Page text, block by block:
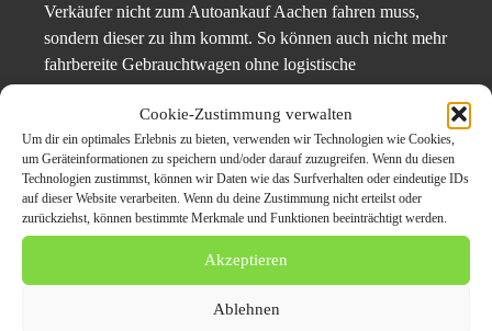
Cookie-Zustimmung verwalten
Um dir ein optimales Erlebnis zu bieten, verwenden wir Technologien wie Cookies,
um Geräteinformationen zu speichern und/oder darauf zuzugreifen. Wenn du diesen
Technologien zustimmst, können wir Daten wie das Surfverhalten oder eindeutige IDs
auf dieser Website verarbeiten. Wenn du deine Zustimmung nicht erteilst oder
zurückziehst, können bestimmte Merkmale und Funktionen beeinträchtigt werden.
Akzeptieren
Ablehnen
Verkäufer nicht zum Autoankauf Aachen fahren muss,
sondern dieser zu ihm kommt. So können auch nicht mehr
fahrbereite Gebrauchtwagen ohne logistische
Anstrengungen sehr einfach veräußert werden.
Autoankauf Aachen,
Gebrauchtwagen aller Modelle
Viele Autobesitzer, die ihren Gebrauchten an den
Autoankauf Aachen verkauft haben, konnten sich bereits
von der kundenorientierten Arbeitsweise überzeugen und
sind mittlerweile zu Stammkunden geworden. Und das ist